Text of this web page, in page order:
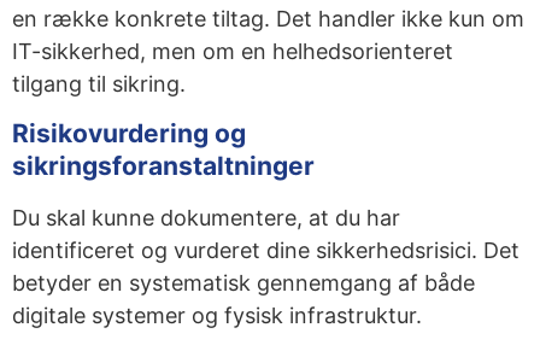
en række konkrete tiltag. Det handler ikke kun om
IT-sikkerhed, men om en helhedsorienteret
tilgang til sikring.
Risikovurdering og
sikringsforanstaltninger
Du skal kunne dokumentere, at du har
identificeret og vurderet dine sikkerhedsrisici. Det
betyder en systematisk gennemgang af både
digitale systemer og fysisk infrastruktur.